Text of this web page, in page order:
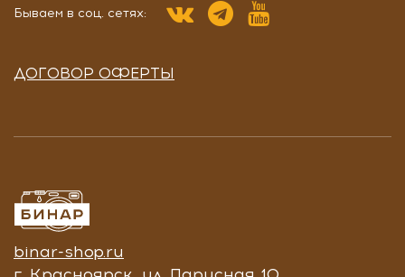
Бываем в соц. сетях:
ДОГОВОР ОФЕРТЫ
binar-shop.ru